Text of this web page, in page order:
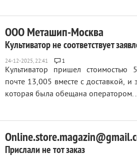
ООО Меташип-Москва
Культиватор не соответствует
1
Культиватор пришел стоимостью
почте 13,005 вместе с доставкой, и
которая была обещана оператором.
Прислали не тот заказ